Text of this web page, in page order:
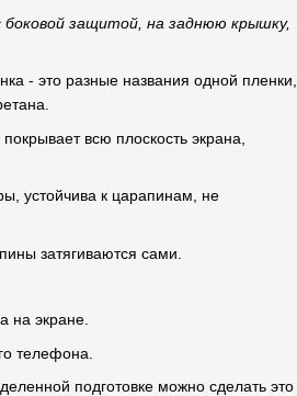
защитой, на заднюю крышку,
- это разные названия одной пленки,
всю плоскость экрана,
устойчива к царапинам, не
затягиваются сами.
на экране.
телефона.
подготовке можно сделать это